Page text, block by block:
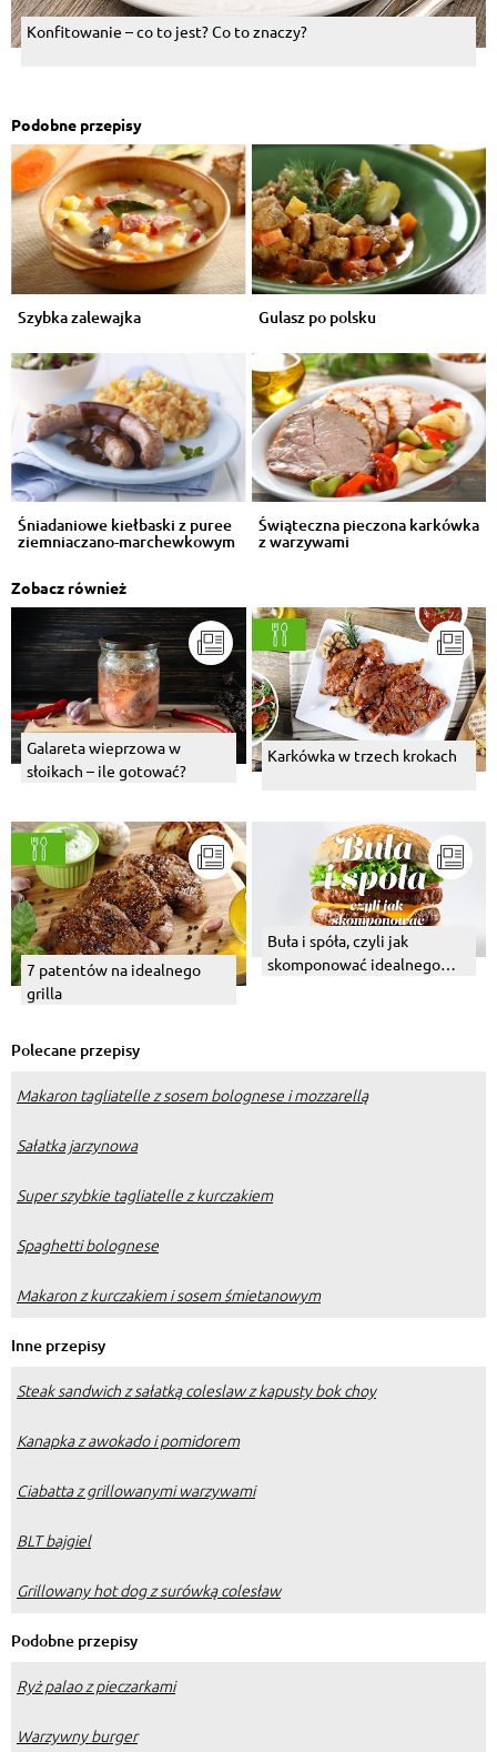
Konfitowanie – co to jest? Co to znaczy?
Podobne przepisy
Szybka zalewajka Gulasz po polsku
Śniadaniowe kiełbaski z puree
ziemniaczano-marchewkowym
Świąteczna pieczona karkówka
z warzywami
Zobacz również
Galareta wieprzowa w
słoikach – ile gotować?
Karkówka w trzech krokach
7 patentów na idealnego
grilla
Buła i spóła, czyli jak
skomponować idealnego
Polecane przepisy
Makaron tagliatelle z sosem bolognese i mozzarellą
Sałatka jarzynowa
Super szybkie tagliatelle z kurczakiem
Spaghetti bolognese
Makaron z kurczakiem i sosem śmietanowym
Inne przepisy
Steak sandwich z sałatką coleslaw z kapusty bok choy
Kanapka z awokado i pomidorem
Ciabatta z grillowanymi warzywami
BLT bajgiel
Grillowany hot dog z surówką colesław
Podobne przepisy
Ryż palao z pieczarkami
Warzywny burger